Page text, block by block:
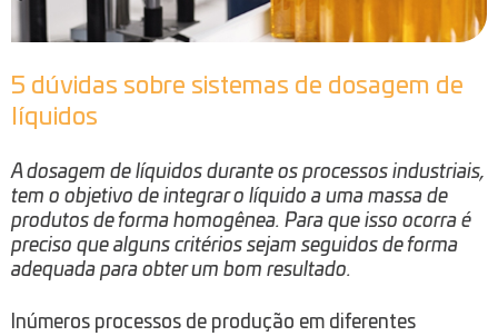
5 dúvidas sobre sistemas de dosagem de
líquidos
A dosagem de líquidos durante os processos industriais,
tem o objetivo de integrar o líquido a uma massa de
produtos de forma homogênea. Para que isso ocorra é
preciso que alguns critérios sejam seguidos de forma
adequada para obter um bom resultado.
Inúmeros processos de produção em diferentes